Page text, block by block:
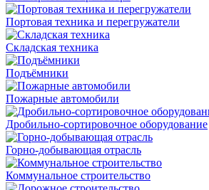
Портовая техника и перегружатели
Складская техника
Подъёмники
Пожарные автомобили
Дробильно-сортировочное оборудование
Горно-добывающая отрасль
Коммунальное строительство